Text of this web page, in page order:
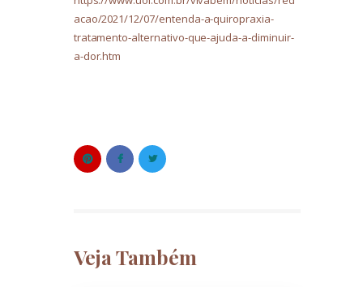
acao/2021/12/07/entenda-a-quiropraxia-
tratamento-alternativo-que-ajuda-a-diminuir-
a-dor.htm
Veja Também